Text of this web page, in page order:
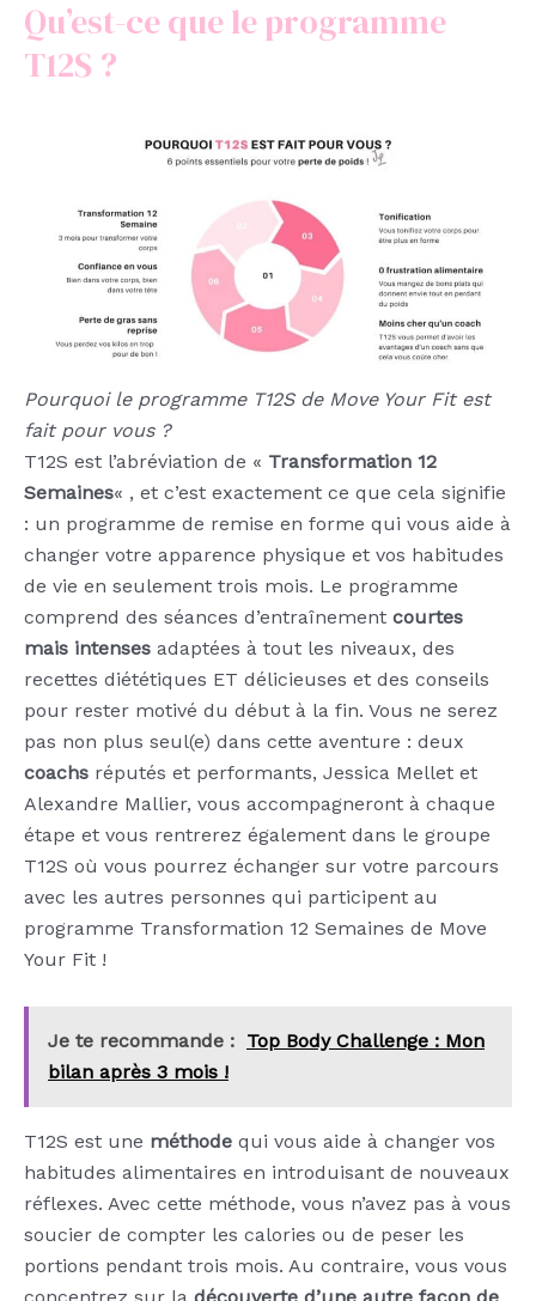
Qu’est-ce que le programme
T12S ?
Pourquoi le programme T12S de Move Your Fit est
fait pour vous ?
T12S est l’abréviation de « Transformation 12
Semaines« , et c’est exactement ce que cela signifie
: un programme de remise en forme qui vous aide à
changer votre apparence physique et vos habitudes
de vie en seulement trois mois. Le programme
comprend des séances d’entraînement courtes
mais intenses adaptées à tout les niveaux, des
recettes diététiques ET délicieuses et des conseils
pour rester motivé du début à la fin. Vous ne serez
pas non plus seul(e) dans cette aventure : deux
coachs réputés et performants, Jessica Mellet et
Alexandre Mallier, vous accompagneront à chaque
étape et vous rentrerez également dans le groupe
T12S où vous pourrez échanger sur votre parcours
avec les autres personnes qui participent au
programme Transformation 12 Semaines de Move
Your Fit !
Je te recommande : Top Body Challenge : Mon
bilan après 3 mois !
T12S est une méthode qui vous aide à changer vos
habitudes alimentaires en introduisant de nouveaux
réflexes. Avec cette méthode, vous n’avez pas à vous
soucier de compter les calories ou de peser les
portions pendant trois mois. Au contraire, vous vous